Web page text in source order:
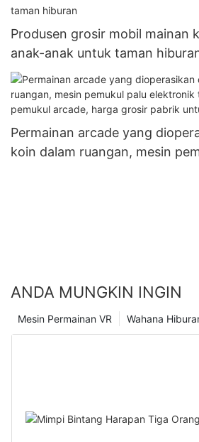
Produsen grosir mobil mainan
anak-anak untuk taman
hiburan berawak untuk taman
Permainan arcade yang
koin dalam ruangan, mesin
ANDA MUNGKIN INGIN
Wahana
Mesin Permainan VR